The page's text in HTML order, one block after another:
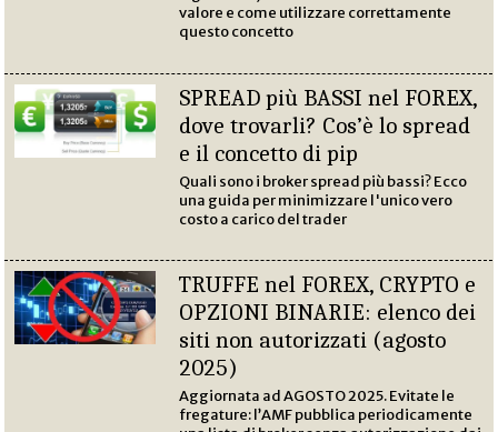
valore e come utilizzare correttamente
questo concetto
SPREAD più BASSI nel FOREX,
dove trovarli? Cos’è lo spread
e il concetto di pip
Quali sono i broker spread più bassi? Ecco
una guida per minimizzare l'unico vero
costo a carico del trader
TRUFFE nel FOREX, CRYPTO e
OPZIONI BINARIE: elenco dei
siti non autorizzati (agosto
2025)
Aggiornata ad AGOSTO 2025. Evitate le
fregature: l’AMF pubblica periodicamente